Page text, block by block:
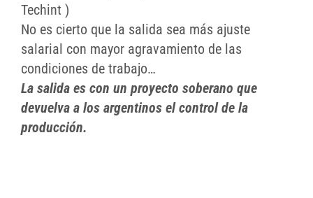
Techint )
No es cierto que la salida sea más ajuste
salarial con mayor agravamiento de las
condiciones de trabajo…
La salida es con un proyecto soberano que
devuelva a los argentinos el control de la
producción.